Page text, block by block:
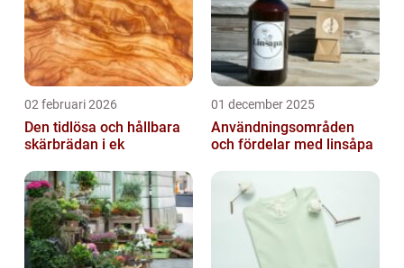
02 februari 2026
Den tidlösa och hållbara
skärbrädan i ek
01 december 2025
Användningsområden
och fördelar med linsåpa